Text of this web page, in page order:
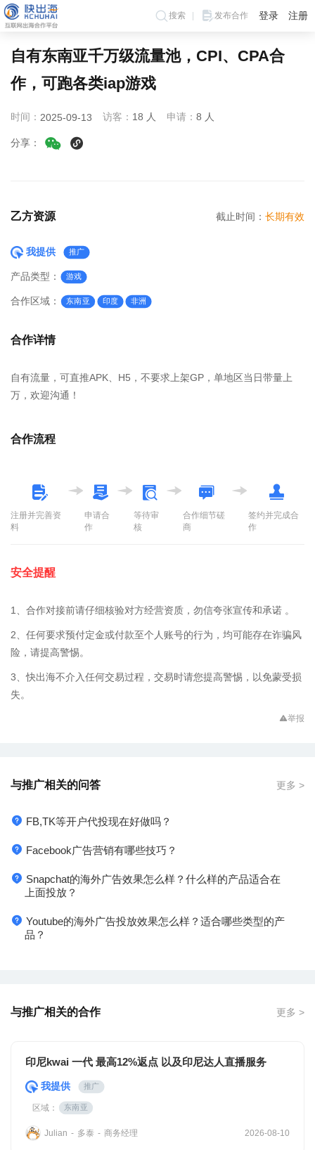
搜索 发布合作 登录 注册
自有东南亚千万级流量池，CPI、CPA合
作，可跑各类iap游戏
时间： 2025-09-13 访客： 18 人 申请： 8 人
分享：
乙方资源 截止时间： 长期有效
我提供 推广
产品类型： 游戏
合作区域： 东南亚 印度 非洲
合作详情
自有流量，可直推APK、H5，不要求上架GP，单地区当日带量上
万，欢迎沟通！
合作流程
注册并完善资
料
申请合
作
等待审
核
合作细节磋
商
签约并完成合
作
安全提醒
1、合作对接前请仔细核验对方经营资质，勿信夸张宣传和承诺 。
2、任何要求预付定金或付款至个人账号的行为，均可能存在诈骗风
险，请提高警惕。
3、快出海不介入任何交易过程，交易时请您提高警惕，以免蒙受损
失。
举报
与推广相关的问答 更多 >
FB,TK等开户代投现在好做吗？
Facebook广告营销有哪些技巧？
Snapchat的海外广告效果怎么样？什么样的产品适合在
上面投放？
Youtube的海外广告投放效果怎么样？适合哪些类型的产
品？
与推广相关的合作 更多 >
印尼kwai 一代 最高12%返点 以及印尼达人直播服务
我提供 推广
区域： 东南亚
Julian - 多泰 - 商务经理 2026-08-10